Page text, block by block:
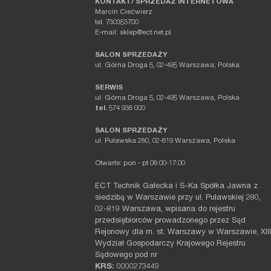
KONTAKT/ SPRZEDAŻ INTERNETOWA
Marcin Ciećwierz
tel. 730353700
E-mail: sklep@ect.net.pl
SALON SPRZEDAŻY
ul. Górna Droga 5, 02-495 Warszawa, Polska
SERWIS
ul. Górna Droga 5, 02-495 Warszawa, Polska
tel. 574 938 000
SALON SPRZEDAŻY
ul. Puławska 280, 02-819 Warszawa, Polska
Otwarte: pon - pt 08:00-17:00
ECT Technik Gałecka i S-Ka Spółka Jawna z
siedzibą w Warszawie przy ul. Puławskiej 280,
02-819 Warszawa, wpisana do rejestru
przedsiębiorców prowadzonego przez Sąd
Rejonowy dla m. st. Warszawy w Warszawie, XIII
Wydział Gospodarczy Krajowego Rejestru
Sądowego pod nr
KRS: 0000273449